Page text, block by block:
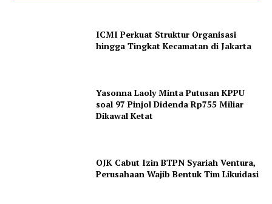
ICMI Perkuat Struktur Organisasi
hingga Tingkat Kecamatan di Jakarta
Yasonna Laoly Minta Putusan KPPU
soal 97 Pinjol Didenda Rp755 Miliar
Dikawal Ketat
OJK Cabut Izin BTPN Syariah Ventura,
Perusahaan Wajib Bentuk Tim Likuidasi